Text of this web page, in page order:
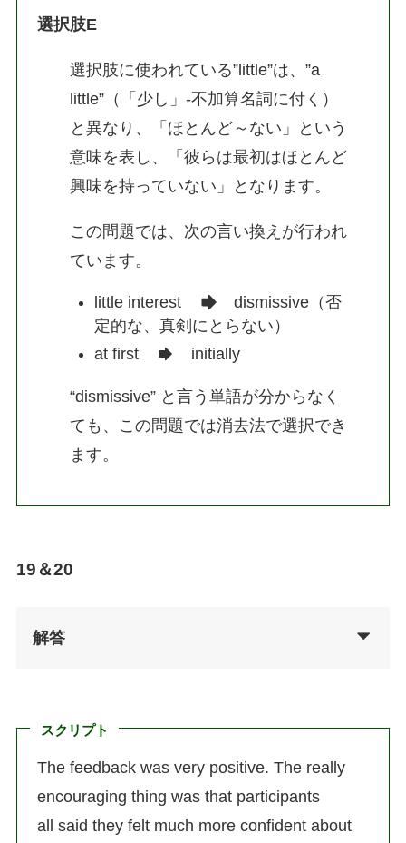
選択肢E
選択肢に使われている”little”は、”a
little”（「少し」-不加算名詞に付く）
と異なり、「ほとんど～ない」という
意味を表し、「彼らは最初はほとんど
興味を持っていない」となります。
この問題では、次の言い換えが行われ
ています。
little interest
dismissive（否
定的な、真剣にとらない）
at first
initially
“dismissive” と言う単語が分からなく
ても、この問題では消去法で選択でき
ます。
19＆20
解答
スクリプト
The feedback was very positive. The really
encouraging thing was that participants
all said they felt much more confident about